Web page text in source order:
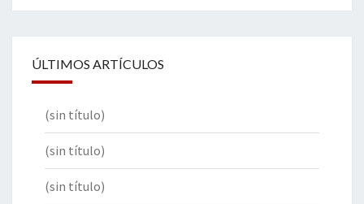
ÚLTIMOS ARTÍCULOS
(sin título)
(sin título)
(sin título)